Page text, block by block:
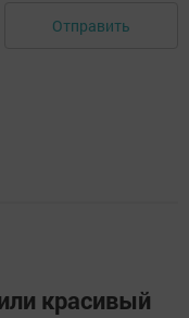
Отправить
красивый